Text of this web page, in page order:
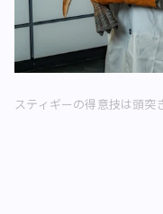
スティギーの得意技は頭突